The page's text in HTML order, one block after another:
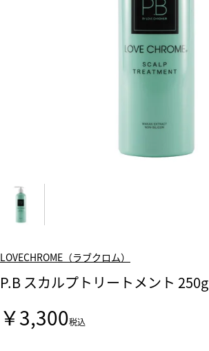
LOVECHROME（ラブクロム）
P.B スカルプトリートメント 250g
￥3,300税込